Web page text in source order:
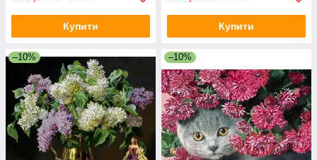
Купити Купити
–10% –10%